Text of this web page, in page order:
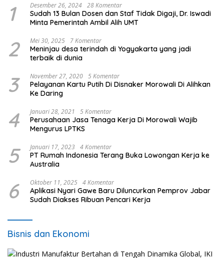
1 Desember 26, 2024 28 Komentar
Sudah 13 Bulan Dosen dan Staf Tidak Digaji, Dr. Iswadi
Minta Pemerintah Ambil Alih UMT
2 Mei 30, 2025 7 Komentar
Meninjau desa terindah di Yogyakarta yang jadi
terbaik di dunia
3 November 27, 2020 5 Komentar
Pelayanan Kartu Putih Di Disnaker Morowali Di Alihkan
Ke Daring
4 Januari 28, 2021 5 Komentar
Perusahaan Jasa Tenaga Kerja Di Morowali Wajib
Mengurus LPTKS
5 Januari 17, 2023 4 Komentar
PT Rumah Indonesia Terang Buka Lowongan Kerja ke
Australia
6 Oktober 11, 2025 4 Komentar
Aplikasi Nyari Gawe Baru Diluncurkan Pemprov Jabar
Sudah Diakses Ribuan Pencari Kerja
Bisnis dan Ekonomi